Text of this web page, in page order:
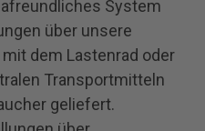
System
über unsere
dem Lastenrad oder
Transportmitteln
geliefert.